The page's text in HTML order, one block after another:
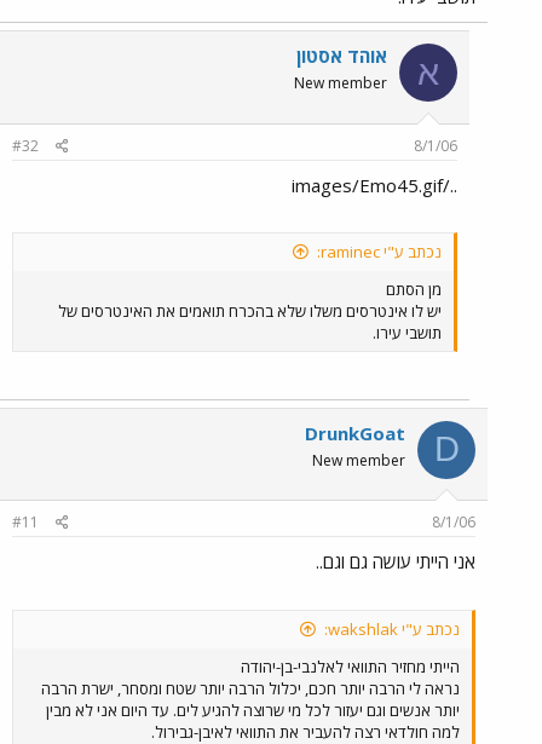
א אוהד אסטון
New member
8/1/06
#32
../images/Emo45.gif
נכתב ע"י raminec:
מן הסתם
יש לו אינטרסים משלו שלא בהכרח תואמים את האינטרסים של
תושבי עירו.
D
DrunkGoat
New member
8/1/06
#11
אני הייתי עושה גם וגם..
נכתב ע"י wakshlak:
הייתי מחזיר התוואי לאלנבי-בן-יהודה
נראה לי הרבה יותר חכם, יכלול הרבה יותר שטח ומסחר, ישרת הרבה
יותר אנשים וגם יעזור לכל מי שרוצה להגיע לים. עד היום אני לא מבין
למה חולדאי רצה להעביר את התוואי לאיבן-גבירול.